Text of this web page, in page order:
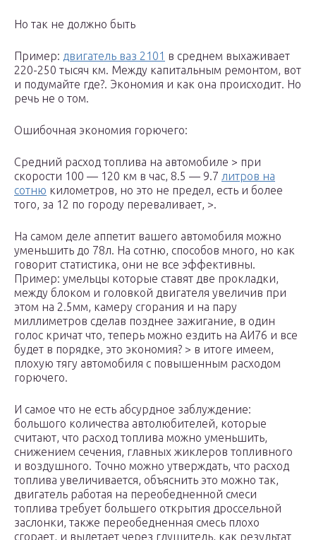
Но так не должно быть
Пример: двигатель ваз 2101 в среднем выхаживает
220-250 тысяч км. Между капитальным ремонтом, вот
и подумайте где?. Экономия и как она происходит. Но
речь не о том.
Ошибочная экономия горючего:
Средний расход топлива на автомобиле > при
скорости 100 — 120 км в час, 8.5 — 9.7 литров на
сотню километров, но это не предел, есть и более
того, за 12 по городу переваливает, >.
На самом деле аппетит вашего автомобиля можно
уменьшить до 78л. На сотню, способов много, но как
говорит статистика, они не все эффективны.
Пример: умельцы которые ставят две прокладки,
между блоком и головкой двигателя увеличив при
этом на 2.5мм, камеру сгорания и на пару
миллиметров сделав позднее зажигание, в один
голос кричат что, теперь можно ездить на АИ76 и все
будет в порядке, это экономия? > в итоге имеем,
плохую тягу автомобиля с повышенным расходом
горючего.
И самое что не есть абсурдное заблуждение:
большого количества автолюбителей, которые
считают, что расход топлива можно уменьшить,
снижением сечения, главных жиклеров топливного
и воздушного. Точно можно утверждать, что расход
топлива увеличивается, объяснить это можно так,
двигатель работая на переобедненной смеси
топлива требует большего открытия дроссельной
заслонки, также переобедненная смесь плохо
сгорает, и вылетает через глушитель, как результат